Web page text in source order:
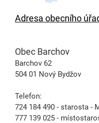
Adresa obecního
Obec Barchov
Barchov 62
504 01 Nový Bydžov
Telefon:
724 184 490 - starosta -
777 139 025 -